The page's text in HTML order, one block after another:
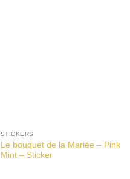
STICKERS
Le bouquet de la Mariée – Pink
Mint – Sticker